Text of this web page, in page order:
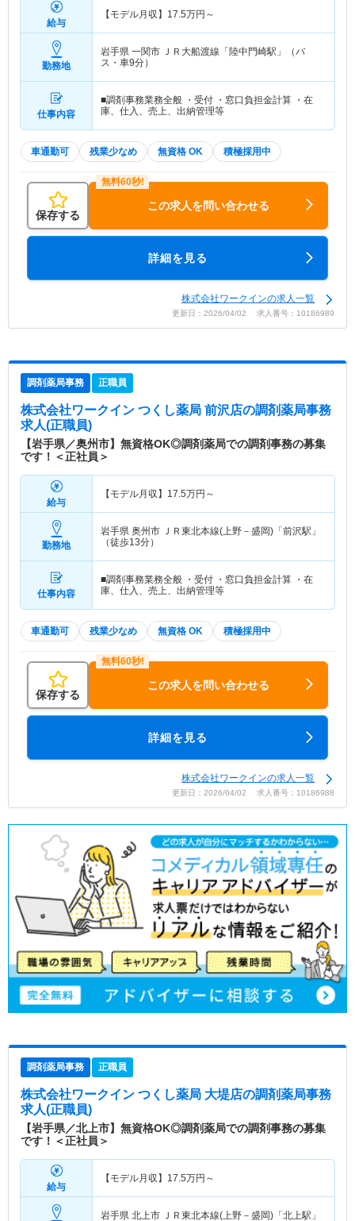
給与
【モデル月収】 17.5万円～
勤務地
岩手県 一関市 ＪＲ大船渡線「陸中門崎駅」（バ
ス・車9分）
仕事内容
■調剤事務業務全般 ・受付 ・窓口負担金計算 ・在
庫、仕入、売上、出納管理等
車通勤可 残業少なめ 無資格 OK 積極採用中
保存する
この求人を問い合わせる
詳細を見る
株式会社ワークインの求人一覧
更新日：2026/04/02 求人番号：10186989
調剤薬局事務 正職員
株式会社ワークイン つくし薬局 前沢店の調剤薬局事務
求人(正職員)
【岩手県／奥州市】無資格OK◎調剤薬局での調剤事務の募集
です！＜正社員＞
給与
【モデル月収】 17.5万円～
勤務地
岩手県 奥州市 ＪＲ東北本線(上野－盛岡)「前沢駅」
（徒歩13分）
仕事内容
■調剤事務業務全般 ・受付 ・窓口負担金計算 ・在
庫、仕入、売上、出納管理等
車通勤可 残業少なめ 無資格 OK 積極採用中
保存する
この求人を問い合わせる
詳細を見る
株式会社ワークインの求人一覧
更新日：2026/04/02 求人番号：10186988
調剤薬局事務 正職員
株式会社ワークイン つくし薬局 大堤店の調剤薬局事務
求人(正職員)
【岩手県／北上市】無資格OK◎調剤薬局での調剤事務の募集
です！＜正社員＞
給与
【モデル月収】 17.5万円～
岩手県 北上市 ＪＲ東北本線(上野－盛岡)「北上駅」